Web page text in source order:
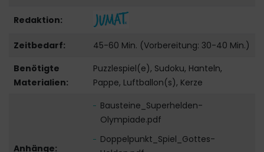
Redaktion:
Zeitbedarf:
45-60 Min. (Vorbereitung: 30-40 Min.)
Benötigte
Materialien:
Puzzlespiel(e), Sudoku, Hanteln,
Pappe, Luftballon(s), Kerze
Anhänge:
Bausteine_Superhelden-
Olympiade.pdf
Doppelpunkt_Spiel_Gottes-